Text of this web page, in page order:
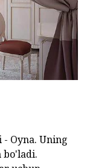
Oyna. Uning
bo'ladi.